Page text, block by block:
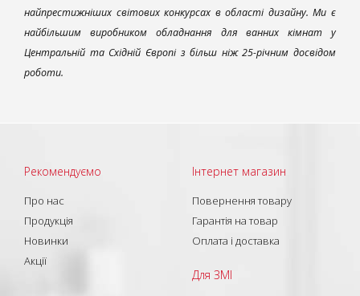
найпрестижніших світових конкурсах в області дизайну. Ми є
найбільшим виробником обладнання для ванних кімнат у
Центральній та Східній Європі з більш ніж 25-річним досвідом
роботи.
Рекомендуємо
Про нас
Продукція
Новинки
Акції
Інтернет магазин
Повернення товару
Гарантія на товар
Оплата і доставка
Для ЗМІ